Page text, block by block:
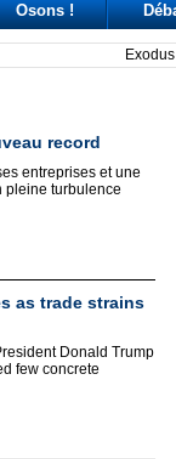
Osons !
out Palestinian
record
entreprises et une
pleine turbulence
as trade strains
Donald Trump
few concrete